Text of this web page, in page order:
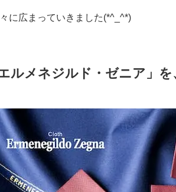
に広まっていきました(*^_^*)
ルメネジルド・ゼニア」を